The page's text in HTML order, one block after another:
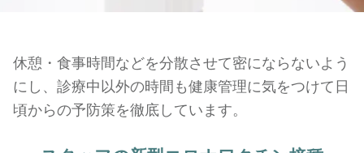
休憩・食事時間などを分散させて密にならないよう
にし、診療中以外の時間も健康管理に気をつけて日
頃からの予防策を徹底しています。